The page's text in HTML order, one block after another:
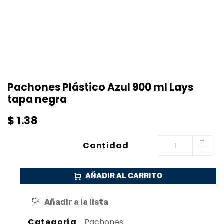
Pachones Plástico Azul 900 ml Lays
tapa negra
$ 1.38
Cantidad
AÑADIR AL CARRITO
Añadir a la lista